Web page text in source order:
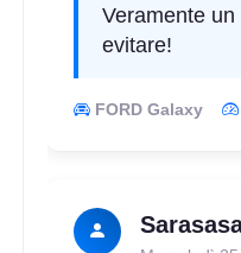
Veramente
evitare!
FORD Galaxy